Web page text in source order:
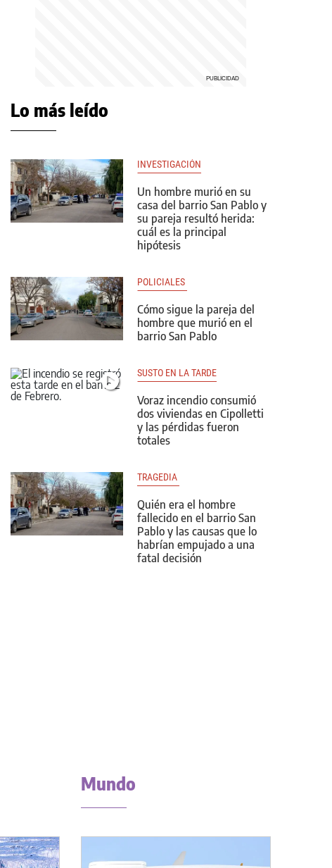
Lo más leído
INVESTIGACIÓN
Un hombre murió en su
casa del barrio San Pablo y
su pareja resultó herida:
cuál es la principal
hipótesis
POLICIALES
Cómo sigue la pareja del
hombre que murió en el
barrio San Pablo
SUSTO EN LA TARDE
Voraz incendio consumió
dos viviendas en Cipolletti
y las pérdidas fueron
totales
TRAGEDIA
Quién era el hombre
fallecido en el barrio San
Pablo y las causas que lo
habrían empujado a una
fatal decisión
Mundo